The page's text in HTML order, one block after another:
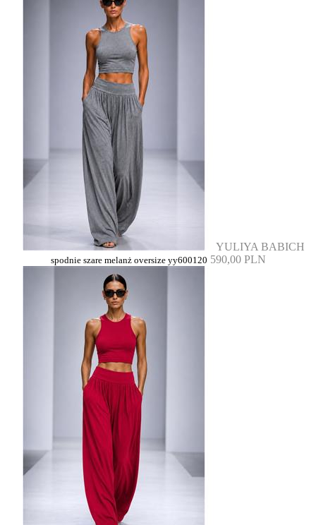
YULIYA BABICH
spodnie szare melanż oversize yy600120 590,00 PLN